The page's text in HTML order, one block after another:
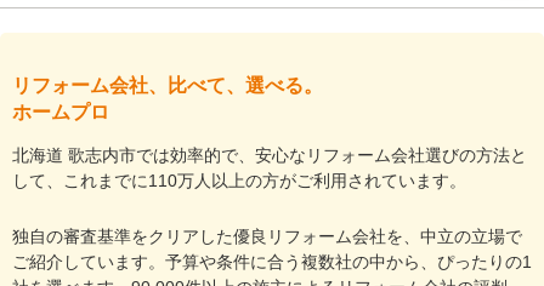
リフォーム会社、比べて、選べる。
ホームプロ
北海道 歌志内市では効率的で、安心なリフォーム会社選びの方法と
して、これまでに110万人以上の方がご利用されています。
独自の審査基準をクリアした優良リフォーム会社を、中立の立場で
ご紹介しています。予算や条件に合う複数社の中から、ぴったりの1